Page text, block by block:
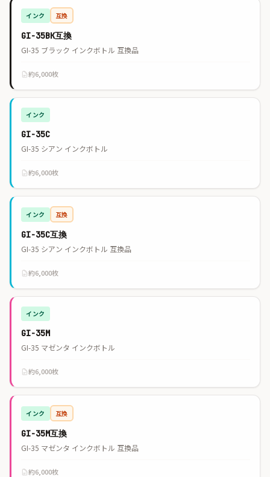
インク 互換
GI-35BK互換
GI-35 ブラック インクボトル 互換品
約6,000枚
インク
GI-35C
GI-35 シアン インクボトル
約6,000枚
インク 互換
GI-35C互換
GI-35 シアン インクボトル 互換品
約6,000枚
インク
GI-35M
GI-35 マゼンタ インクボトル
約6,000枚
インク 互換
GI-35M互換
GI-35 マゼンタ インクボトル 互換品
約6,000枚